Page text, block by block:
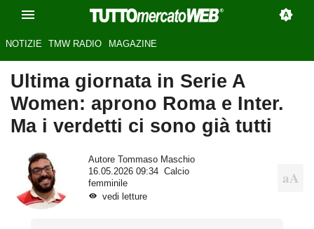
NOTIZIE TMW RADIO MAGAZINE
Ultima giornata in Serie A
Women: aprono Roma e Inter.
Ma i verdetti ci sono già tutti
Autore
Tommaso Maschio
16.05.2026 09:34
Calcio
femminile
vedi letture